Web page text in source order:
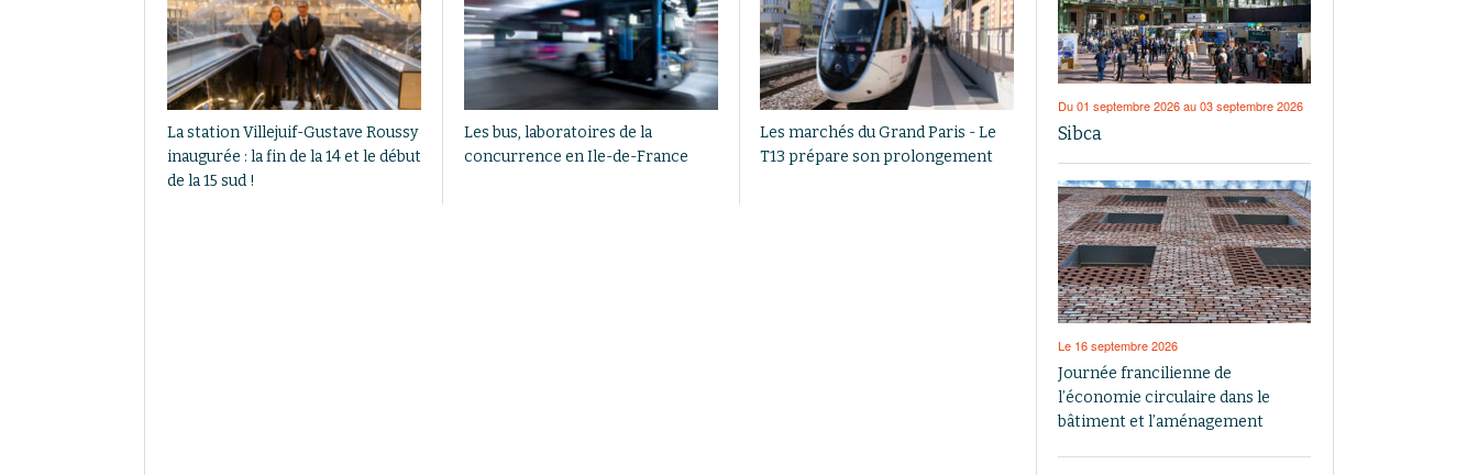
La station Villejuif-Gustave Roussy
inaugurée : la fin de la 14 et le début
de la 15 sud !
Les bus, laboratoires de la
concurrence en Ile-de-France
Les marchés du Grand Paris - Le
T13 prépare son prolongement
Du 01 septembre 2026 au 03 septembre 2026
Sibca
Le 16 septembre 2026
Journée francilienne de
l’économie circulaire dans le
bâtiment et l’aménagement